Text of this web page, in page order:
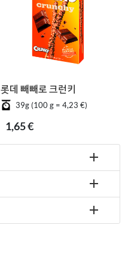
롯데 빼빼로 크런키
39g (100 g = 4,23 €)
1,65 €